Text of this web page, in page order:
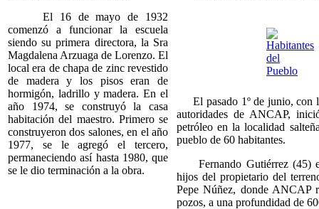
El 16 de mayo de 1932
comenzó a funcionar la escuela
siendo su primera directora, la Sra
Magdalena Arzuaga de Lorenzo. El
local era de chapa de zinc revestido
de madera y los pisos eran de
hormigón, ladrillo y madera. En el
año 1974, se construyó la casa
habitación del maestro. Primero se
construyeron dos salones, en el año
1977, se le agregó el tercero,
permaneciendo así hasta 1980, que
se le dio terminación a la obra.
El pasado 1º de junio, con
autoridades de ANCAP,
petróleo en la localidad
pueblo de 60 habitantes.
Fernando Gutiérrez (45)
hijos del propietario del
Pepe Núñez, donde ANCAP
pozos, a una profundidad de